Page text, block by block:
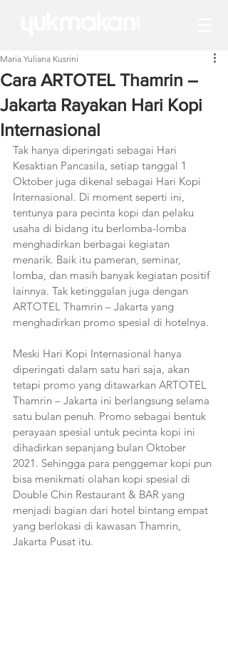
Cara ARTOTEL Thamrin –
Jakarta Rayakan Hari Kopi
Internasional
Maria Yuliana Kusrini
Tak hanya diperingati sebagai Hari
Kesaktian Pancasila, setiap tanggal 1
Oktober juga dikenal sebagai Hari Kopi
Internasional. Di moment seperti ini,
tentunya para pecinta kopi dan pelaku
usaha di bidang itu berlomba-lomba
menghadirkan berbagai kegiatan
menarik. Baik itu pameran, seminar,
lomba, dan masih banyak kegiatan positif
lainnya. Tak ketinggalan juga dengan
ARTOTEL Thamrin – Jakarta yang
menghadirkan promo spesial di hotelnya.
Meski Hari Kopi Internasional hanya
diperingati dalam satu hari saja, akan
tetapi promo yang ditawarkan ARTOTEL
Thamrin – Jakarta ini berlangsung selama
satu bulan penuh. Promo sebagai bentuk
perayaan spesial untuk pecinta kopi ini
dihadirkan sepanjang bulan Oktober
2021. Sehingga para penggemar kopi pun
bisa menikmati olahan kopi spesial di
Double Chin Restaurant & BAR yang
menjadi bagian dari hotel bintang empat
yang berlokasi di kawasan Thamrin,
Jakarta Pusat itu.